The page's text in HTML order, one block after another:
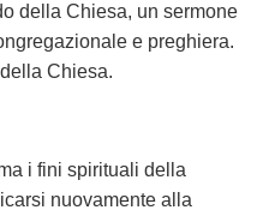
della Chiesa, un sermone
e preghiera.
Chiesa.
i fini spirituali della
nuovamente alla